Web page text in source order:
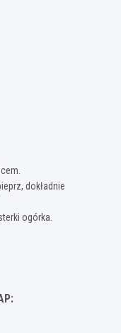
dokładnie
ogórka.